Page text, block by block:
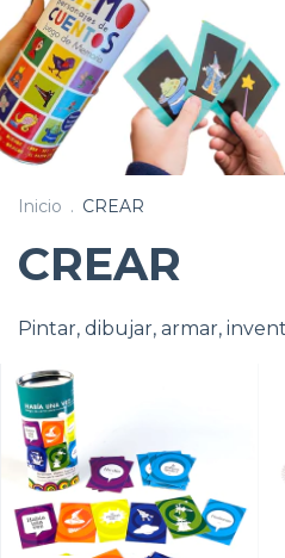
Inicio . CREAR
CREAR
Pintar, dibujar, armar,